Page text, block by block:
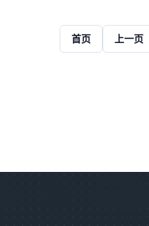
首页 上一页